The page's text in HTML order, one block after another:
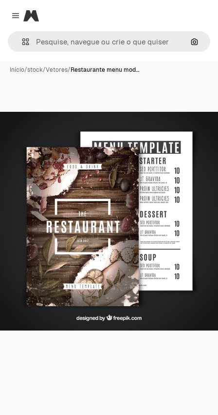
Close menu
Magnific
Início/stock/Vetores/Restaurante menu mod…